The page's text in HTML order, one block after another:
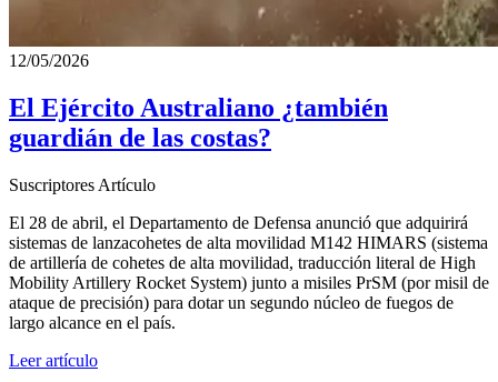
12/05/2026
El Ejército Australiano ¿también
guardián de las costas?
Suscriptores Artículo
El 28 de abril, el Departamento de Defensa anunció que adquirirá
sistemas de lanzacohetes de alta movilidad M142 HIMARS (sistema
de artillería de cohetes de alta movilidad, traducción literal de High
Mobility Artillery Rocket System) junto a misiles PrSM (por misil de
ataque de precisión) para dotar un segundo núcleo de fuegos de
largo alcance en el país.
Leer artículo